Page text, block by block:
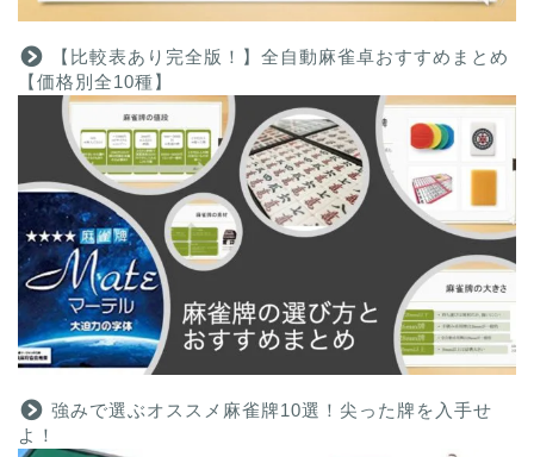
【比較表あり完全版！】全自動麻雀卓おすすめまとめ
【価格別全10種】
強みで選ぶオススメ麻雀牌10選！尖った牌を入手せ
よ！